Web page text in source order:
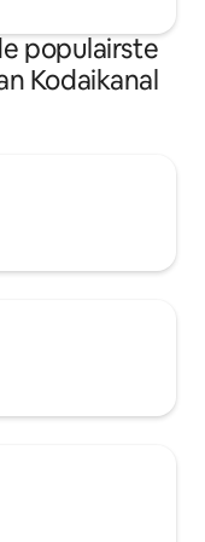
populairste
Kodaikanal